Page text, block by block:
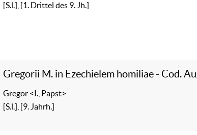
[S.l.], [1. Drittel des 9. Jh.]
Gregorii M. in Ezechielem homiliae - Cod.
Gregor <I., Papst>
[S.l.], [9. Jahrh.]